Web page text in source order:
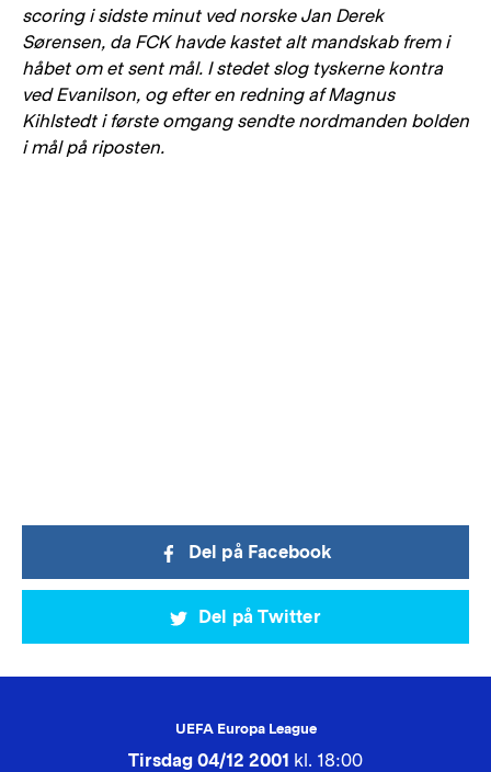
scoring i sidste minut ved norske Jan Derek
Sørensen, da FCK havde kastet alt mandskab frem i
håbet om et sent mål. I stedet slog tyskerne kontra
ved Evanilson, og efter en redning af Magnus
Kihlstedt i første omgang sendte nordmanden bolden
i mål på riposten.
Del på Facebook
Del på Twitter
UEFA Europa League
Tirsdag 04/12 2001 kl. 18:00